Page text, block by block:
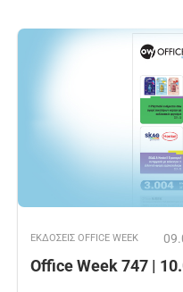
ΕΚΔOΣΕΙΣ OFFICE WEEK
Office Week 747 |